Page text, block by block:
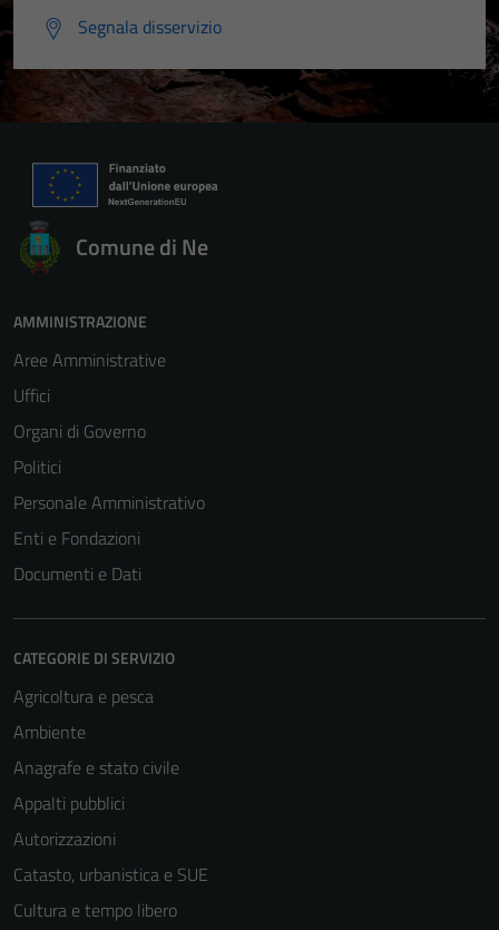
Segnala disservizio
Comune di Ne
AMMINISTRAZIONE
Aree Amministrative
Uffici
Organi di Governo
Politici
Personale Amministrativo
Enti e Fondazioni
Documenti e Dati
CATEGORIE DI SERVIZIO
Agricoltura e pesca
Ambiente
Anagrafe e stato civile
Appalti pubblici
Autorizzazioni
Catasto, urbanistica e SUE
Cultura e tempo libero